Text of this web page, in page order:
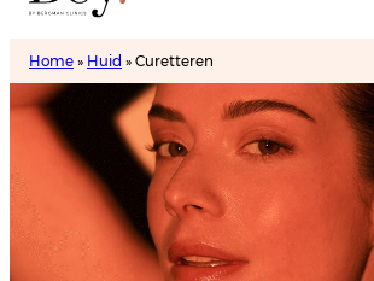
Home » Huid » Curetteren
Maak een afspraak